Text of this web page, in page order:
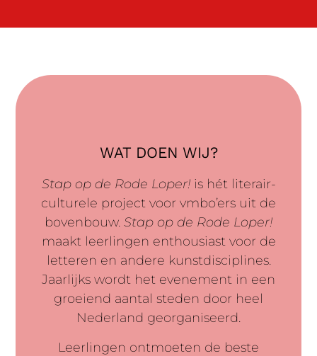
WAT DOEN WIJ?
Stap op de Rode Loper!is hét literair-
culturele project voor vmbo’ers uit de
bovenbouw. Stap op de Rode Loper!
maakt leerlingen enthousiast voor de
letteren en andere kunstdisciplines.
Jaarlijks wordt het evenement in een
groeiend aantal steden door heel
Nederland georganiseerd.
Leerlingen ontmoeten de beste